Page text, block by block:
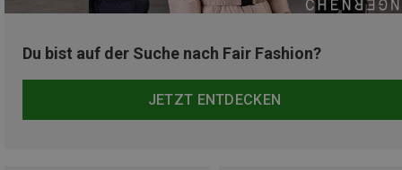
Du bist auf der Suche nach Fair Fashion?
JETZT ENTDECKEN